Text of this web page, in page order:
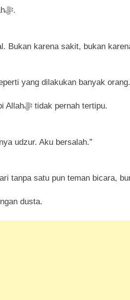
Imam Mahdi Masalah Tertutup dari
Namun tidak ada tempat bersembunyi dari pandangan Allahﷻ.
Bukan karena sakit, bukan
Dia tahu, dunia bisa ditipu, manusia bisa diyakinkan. Tetapi Allahﷻ tidak pernah tertipu.
udzur. Aku bersalah.”
tanpa satu pun teman bicara,
dusta.